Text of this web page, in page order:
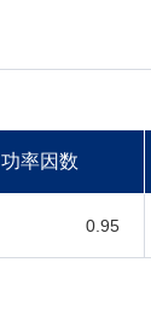
功率因数
0.95